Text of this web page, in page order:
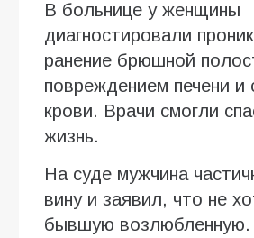
В больнице у женщины
диагностировали
ранение брюшной
повреждением печени и
крови. Врачи смогли
жизнь.
На суде мужчина
вину и заявил, что не
бывшую возлюбленную.